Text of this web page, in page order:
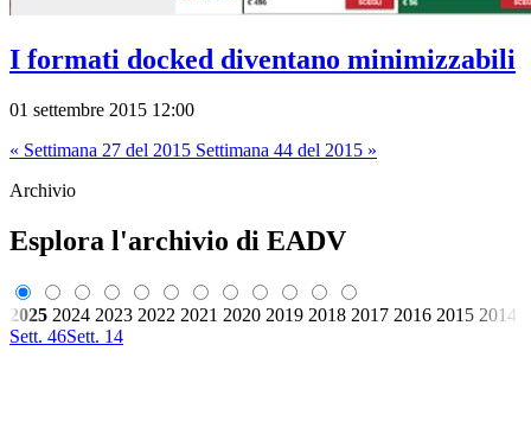
I formati docked diventano minimizzabili
01 settembre 2015 12:00
« Settimana 27 del 2015 Settimana 44 del 2015 »
Archivio
Esplora l'archivio di EADV
2025 2024 2023 2022 2021 2020 2019 2018 2017 2016 2015 2014
Sett. 46Sett. 14